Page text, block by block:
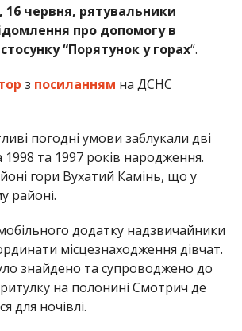
16 червня, рятувальники
про допомогу в
“Порятунок у горах“.
з посиланням на ДСНС
погодні умови заблукали дві
1998 та 1997 років народження.
гори Вухатий Камінь, що у
районі.
додатку надзвичайники
місцезнаходження дівчат.
знайдено та супроводжено до
на полонині Смотрич де
для ночівлі.